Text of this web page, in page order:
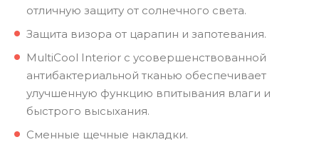
отличную защиту от солнечного света.
Защита визора от царапин и запотевания.
MultiCool Interior с усовершенствованной
антибактериальной тканью обеспечивает
улучшенную функцию впитывания влаги и
быстрого высыхания.
Сменные щечные накладки.